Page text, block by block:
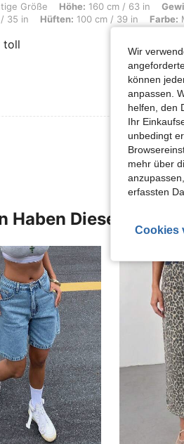
Größe, Höhe: 160 cm / 63 in, Gewicht: 57
Größe Höhe: 160 cm / 63 in
35 in Hüften: 100 cm / 39 in Farbe:
toll
Mehr
Haben Diese
Wir
können
anpassen.
helfen, den
Ihr
unbedingt
mehr über
erfassten
Cookies